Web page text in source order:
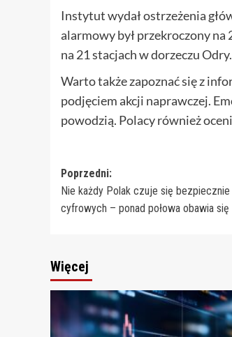
Instytut wydał ostrzeżenia
alarmowy był przekroczony
na 21 stacjach w dorzeczu Odry.
Warto także zapoznać się z
podjęciem akcji naprawczej.
powodzią. Polacy również
Zobacz
wpisy
Poprzedni:
Nie każdy Polak czuje się
cyfrowych – ponad połowa obawia
Więcej